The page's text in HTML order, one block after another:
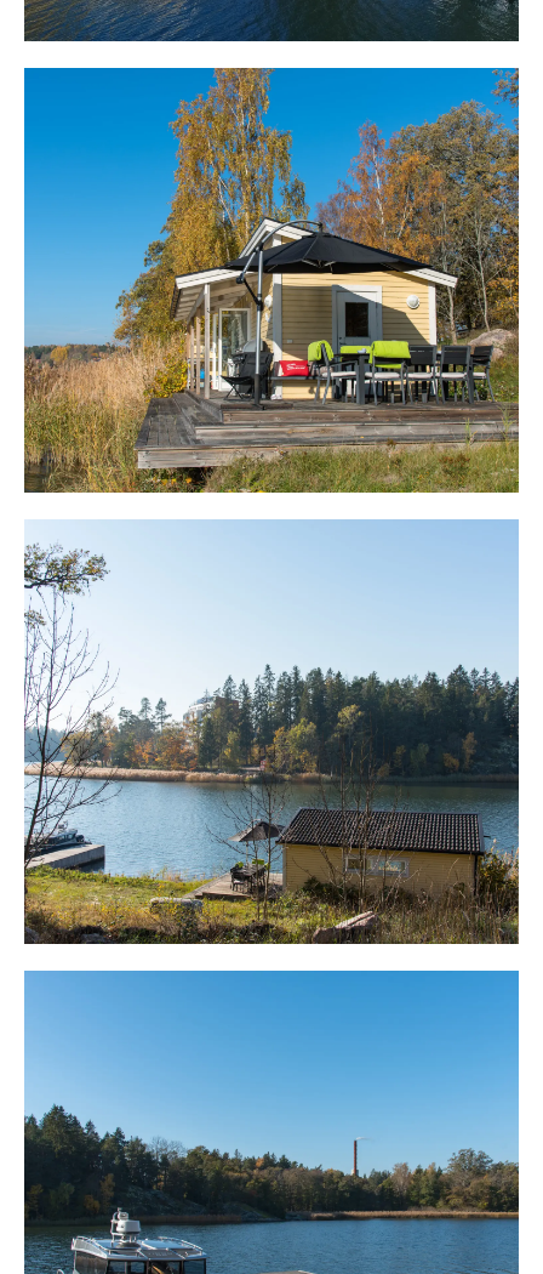
några minuter och framme sker förtöjningen skyddat
mellan det stora bryggkistorna. Här ligger man skyddad
från årstidernas alla väder och vindar. Bryggan är stor och
plats finns för utemöbler och solstolar.
Från bryggan blickar man bort mot sjöstugan som ligger
precis vid strandkanten. Huset fungerar som ett hus för
sommarboende och här har ägarna tillbringat somrarna.
Huset omges av en stor altan och här njuter man av
solen och den varma eftermiddagssolen sent inpå
kvällen. Ett utekök finns för att laga mat, endast någon
meter från strandkanten. I huset finns sällskapsrum med
enklare kök och intill sovrum med våningssäng. Bastu
Huset är trevligt, funktionellt och ypperligt som en
framtida sjöstuga för gästerna på besök.
En bit upp på tomten, med den bästa sjöutsikten i 180
grader finns plats att uppföra ett bostadshus med en
generös byggnadsplan. Platsen är lättbyggd och
kommunalt VA är framdraget till tomtgränsen. Plats finns
även för öppna gräsytor för sällskapsspel av diverse slag.
I bakkant på tomten finns anslutning till gemensamma
vägar på ön och skapar en stor enkelhet.
Se gärna öns hemsida under dokument och länkar för